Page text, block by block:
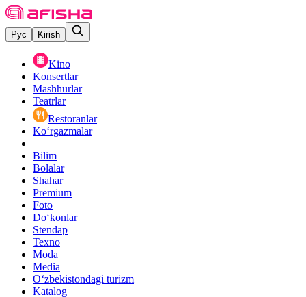
Рус Kirish
Kino
Konsertlar
Mashhurlar
Teatrlar
Restoranlar
Ko‘rgazmalar
Bilim
Bolalar
Shahar
Premium
Foto
Do‘konlar
Stendap
Texno
Moda
Media
O‘zbekistondagi turizm
Katalog